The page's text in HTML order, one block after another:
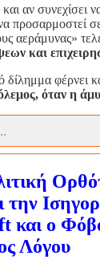
αν συνεχίσει
προσαρμοστεί
αεράμυνας»
και
δίλημμα φέρνει
όταν η
την
και ο
Λόγου